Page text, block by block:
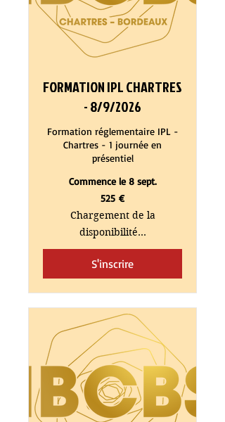
FORMATION IPL CHARTRES
- 8/9/2026
Formation réglementaire IPL -
Chartres - 1 journée en
présentiel
Commence le 8 sept.
525 €
Chargement de la
disponibilité...
S'inscrire